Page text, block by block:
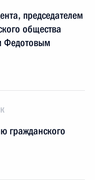
председателем
общества
Федотовым
гражданского